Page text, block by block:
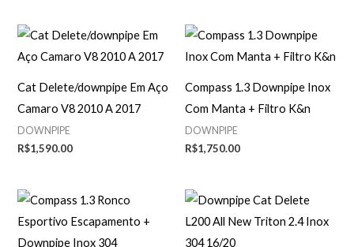
Cat Delete/downpipe Em Aço
Camaro V8 2010 A 2017
DOWNPIPE
R$1,590.00
Compass 1.3 Downpipe Inox
Com Manta + Filtro K&n
DOWNPIPE
R$1,750.00